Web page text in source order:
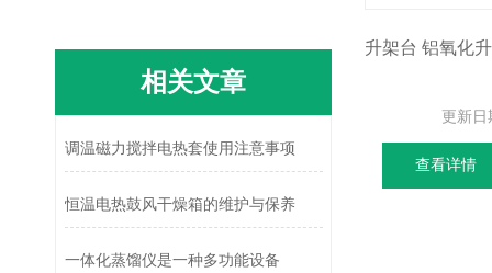
相关文章
调温磁力搅拌电热套使用注意事项
恒温电热鼓风干燥箱的维护与保养
一体化蒸馏仪是一种多功能设备
更新日
查看详情